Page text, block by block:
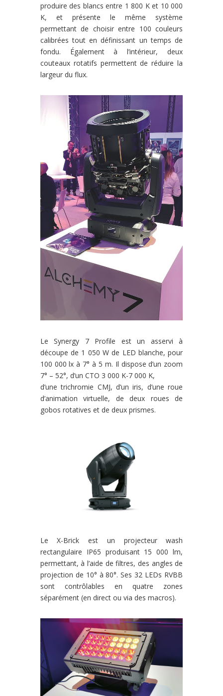
produire des blancs entre 1 800 K et 10 000
K, et présente le même système
permettant de choisir entre 100 couleurs
calibrées tout en définissant un temps de
fondu. Également à l’intérieur, deux
couteaux rotatifs permettent de réduire la
largeur du flux.
Le Synergy 7 Profile est un asservi à
découpe de 1 050 W de LED blanche, pour
100 000 lx à 7° à 5 m. Il dispose d’un zoom
7° – 52°, d’un CTO 3 000 K-7 000 K,
d’une trichromie CMJ, d’un iris, d’une roue
d’animation virtuelle, de deux roues de
gobos rotatives et de deux prismes.
Le X-Brick est un projecteur wash
rectangulaire IP65 produisant 15 000 lm,
permettant, à l’aide de filtres, des angles de
projection de 10° à 80°. Ses 32 LEDs RVBB
sont contrôlables en quatre zones
séparément (en direct ou via des macros).